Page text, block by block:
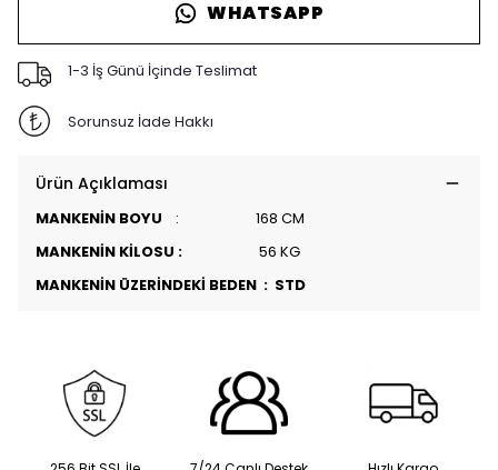
WHATSAPP
1-3 İş Günü İçinde Teslimat
Sorunsuz İade Hakkı
Ürün Açıklaması
MANKENİN BOYU : 168 CM
MANKENİN KİLOSU : 56 KG
MANKENİN ÜZERİNDEKİ BEDEN : STD